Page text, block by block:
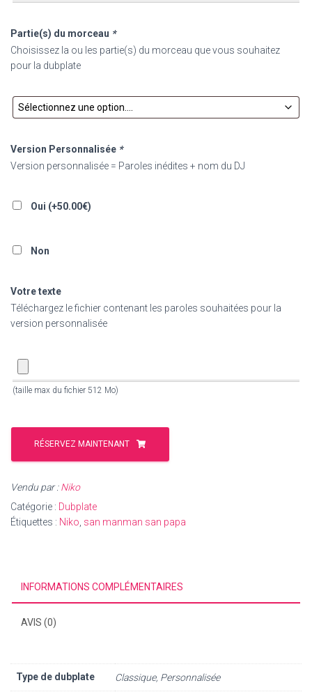
Partie(s) du morceau *
Choisissez la ou les partie(s) du morceau que vous souhaitez
pour la dubplate
Version Personnalisée *
Version personnalisée = Paroles inédites + nom du DJ
Oui (+50.00€)
Non
Votre texte
Téléchargez le fichier contenant les paroles souhaitées pour la
version personnalisée
(taille max du fichier 512 Mo)
RÉSERVEZ MAINTENANT
Vendu par :Niko
Catégorie : Dubplate
Étiquettes : Niko san manman san papa
INFORMATIONS COMPLÉMENTAIRES
AVIS (0)
Type de dubplate Classique, Personnalisée